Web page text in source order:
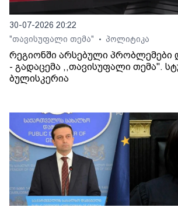
30-07-2026 20:22
"თავისუფალი თემა"
• პოლიტიკა
რეგიონში არსებული პრობლემები
- გადაცემა ,,თავისუფალი თემა".
ბულისკერია